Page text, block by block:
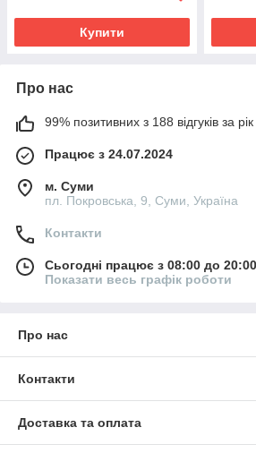
Купити
Про нас
99% позитивних з 188 відгуків за рік
Працює з 24.07.2024
м. Суми
пл. Покровська, 9, Суми, Україна
Контакти
Сьогодні працює з 08:00 до 20:00
Показати весь графік роботи
Про нас
Контакти
Доставка та оплата